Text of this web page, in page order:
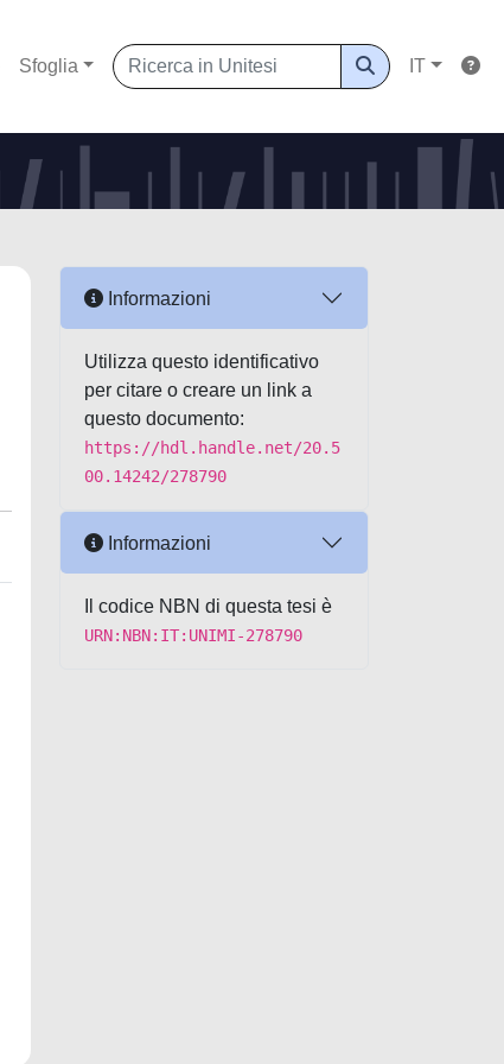
Sfoglia IT
Informazioni
Utilizza questo identificativo
per citare o creare un link a
questo documento:
https://hdl.handle.net/20.5
00.14242/278790
Informazioni
Il codice NBN di questa tesi è
URN:NBN:IT:UNIMI-278790